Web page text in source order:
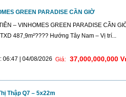
GREEN PARADISE CẦN GIỜ
– VINHOMES GREEN PARADISE CẦN
487,9m²???? Hướng Tây Nam – Vị trí...
06:47 | 04/08/2026 Giá: 37,000,000,000
Thập Q7 – 5x22m